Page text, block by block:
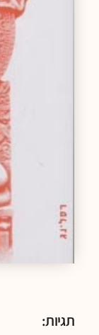
תגיות: